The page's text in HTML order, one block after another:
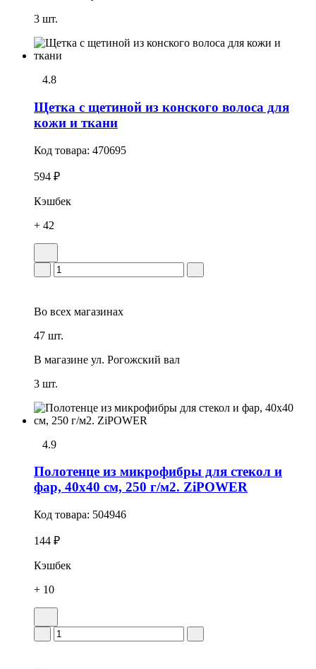
3 шт.
4.8
Щетка с щетиной из конского волоса для
кожи и ткани
Код товара: 470695
594 ₽
Кэшбек
+ 42
Во всех магазинах
47 шт.
В магазине ул. Рогожский вал
3 шт.
4.9
Полотенце из микрофибры для стекол и
фар, 40х40 см, 250 г/м2. ZiPOWER
Код товара: 504946
144 ₽
Кэшбек
+ 10